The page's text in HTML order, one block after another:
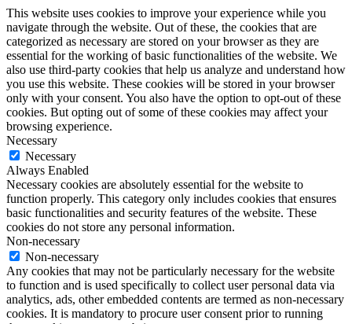
This website uses cookies to improve your experience while you
navigate through the website. Out of these, the cookies that are
categorized as necessary are stored on your browser as they are
essential for the working of basic functionalities of the website. We
also use third-party cookies that help us analyze and understand how
you use this website. These cookies will be stored in your browser
only with your consent. You also have the option to opt-out of these
cookies. But opting out of some of these cookies may affect your
browsing experience.
Necessary
Necessary
Always Enabled
Necessary cookies are absolutely essential for the website to
function properly. This category only includes cookies that ensures
basic functionalities and security features of the website. These
cookies do not store any personal information.
Non-necessary
Non-necessary
Any cookies that may not be particularly necessary for the website
to function and is used specifically to collect user personal data via
analytics, ads, other embedded contents are termed as non-necessary
cookies. It is mandatory to procure user consent prior to running